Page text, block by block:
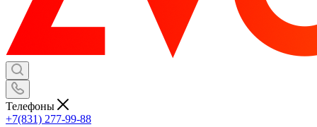
Телефоны
+7(831) 277-99-88